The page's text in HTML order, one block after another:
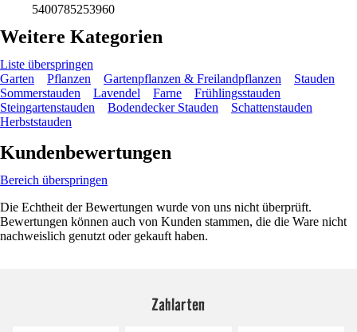
5400785253960
Weitere Kategorien
Liste überspringen
Garten
Pflanzen Gartenpflanzen & Freilandpflanzen
Stauden
Sommerstauden
Lavendel Farne
Frühlingsstauden
Steingartenstauden
Bodendecker Stauden
Schattenstauden
Herbststauden
Kundenbewertungen
Bereich überspringen
Die Echtheit der Bewertungen wurde von uns nicht überprüft.
Bewertungen können auch von Kunden stammen, die die Ware nicht
nachweislich genutzt oder gekauft haben.
Zahlarten